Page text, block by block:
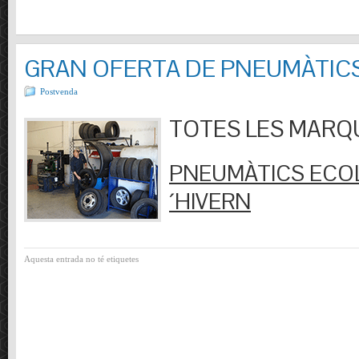
GRAN OFERTA DE
Postvenda
TOTES LES
PNEUMÀTICS
´HIVERN
Aquesta entrada no té etiquetes